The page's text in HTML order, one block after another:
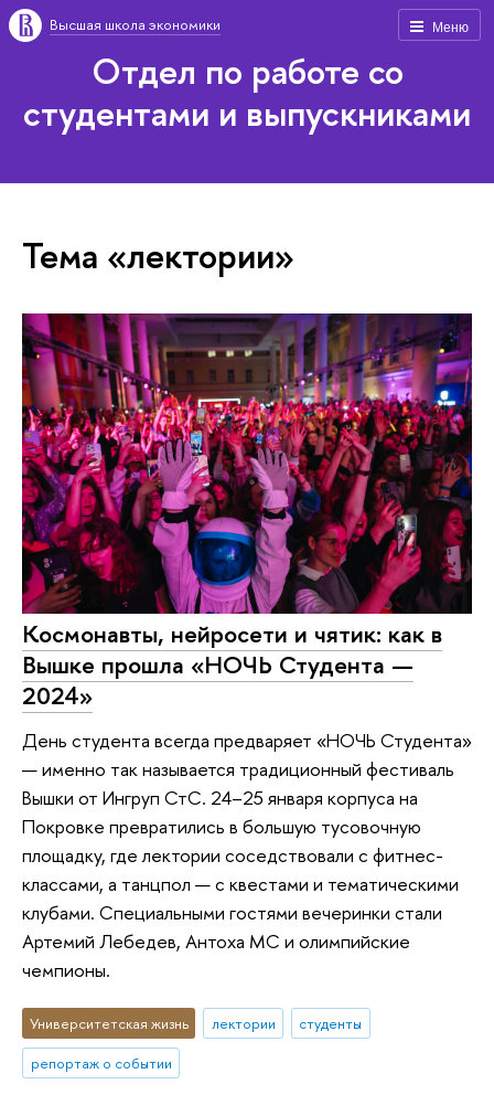
Меню
Высшая школа экономики
Отдел по работе со
студентами и выпускниками
Тема «лектории»
Космонавты, нейросети и чятик: как в
Вышке прошла «НОЧЬ Студента —
2024»
День студента всегда предваряет «НОЧЬ Студента»
— именно так называется традиционный фестиваль
Вышки от Ингруп СтС. 24–25 января корпуса на
Покровке превратились в большую тусовочную
площадку, где лектории соседствовали с фитнес-
классами, а танцпол — с квестами и тематическими
клубами. Специальными гостями вечеринки стали
Артемий Лебедев, Антоха MC и олимпийские
чемпионы.
Университетская жизнь лектории
студенты
репортаж о событии